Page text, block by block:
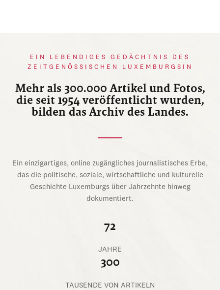
EIN LEBENDIGES GEDÄCHTNIS DES
ZEITGENÖSSISCHEN LUXEMBURGSIN
Mehr als 300.000 Artikel und Fotos,
die seit 1954 veröffentlicht wurden,
bilden das Archiv des Landes.
Ein einzigartiges, online zugängliches journalistisches Erbe,
das die politische, soziale, wirtschaftliche und kulturelle
Geschichte Luxemburgs über Jahrzehnte hinweg
dokumentiert.
72
JAHRE
300
TAUSENDE VON ARTIKELN